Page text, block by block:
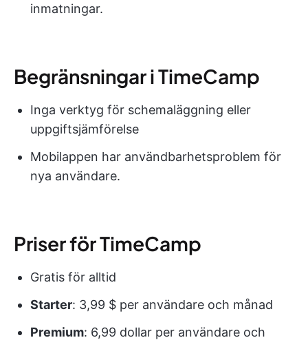
inmatningar.
Begränsningar i TimeCamp
Inga verktyg för schemaläggning eller
uppgiftsjämförelse
Mobilappen har användbarhetsproblem för
nya användare.
Priser för TimeCamp
Gratis för alltid
Starter: 3,99 $ per användare och månad
Premium: 6,99 dollar per användare och